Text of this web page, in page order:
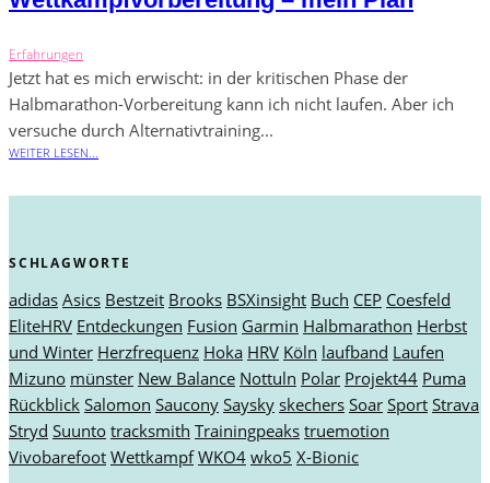
Erfahrungen
Jetzt hat es mich erwischt: in der kritischen Phase der
Halbmarathon-Vorbereitung kann ich nicht laufen. Aber ich
versuche durch Alternativtraining...
WEITER LESEN...
SCHLAGWORTE
adidas Asics Bestzeit Brooks BSXinsight Buch CEP Coesfeld
EliteHRV Entdeckungen Fusion Garmin Halbmarathon Herbst
und Winter Herzfrequenz Hoka HRV Köln laufband Laufen
Mizuno münster New Balance Nottuln Polar Projekt44 Puma
Rückblick Salomon Saucony Saysky skechers Soar Sport Strava
Stryd Suunto tracksmith Trainingpeaks truemotion
Vivobarefoot Wettkampf WKO4 wko5 X-Bionic